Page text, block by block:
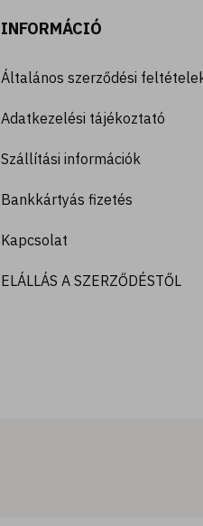
INFORMÁCIÓ
Általános szerződési
Adatkezelési tájékoztató
Szállítási információk
Bankkártyás fizetés
Kapcsolat
ELÁLLÁS A SZERZŐDÉSTŐL